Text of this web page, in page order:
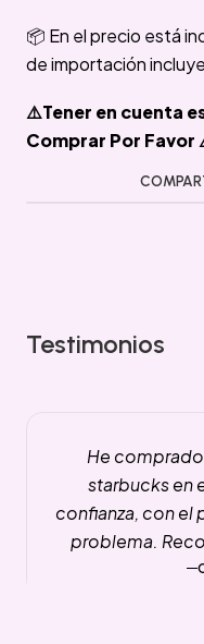
📦 En el precio está
de importación
⚠️Tener en cuenta
Comprar Por Favor
Testimonios
He
starbucks en
confianza, con el
problema.